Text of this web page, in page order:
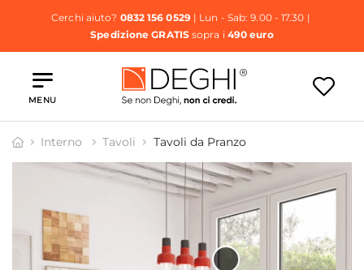
Cerchi aiuto? 0832 156 0529| Lun - Sab: 9.00 - 17.30 |
Spedizione GRATISsopra i 490 euro
MENU
Interno Tavoli Tavoli da Pranzo